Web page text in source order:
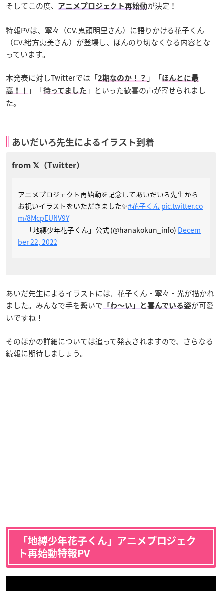
そしてこの度、 アニメプロジェクト再始動が決定！
特報PVは、寧々（CV.鬼頭明里さん）に語りかける花子くん
（CV.緒方恵美さん）が登場し、ほんのり切なくなる内容とな
っています。
本発表に対しTwitterでは「2期なのか！？ 」「ほんとに最
高！！
」「待ってました 」といった歓喜の声が寄せられまし
た。
あいだいろ先生によるイラスト到着
アニメプロジェクト再始動を記念してあいだいろ先生から
お祝いイラストをいただきました✨#花子くん pic.twitter.co
m/8McpEUNV9Y
— 「地縛少年花子くん」公式 (@hanakokun_info) Decem
ber 22, 2022
あいだ先生によるイラストには、花子くん・寧々・光が描かれ
ました。みんなで手を繋いで 「わ〜い」と喜んでいる姿が可愛
いですね！
そのほかの詳細については追って発表されますので、さらなる
続報に期待しましょう。
「地縛少年花子くん」アニメプロジェク
ト再始動特報PV